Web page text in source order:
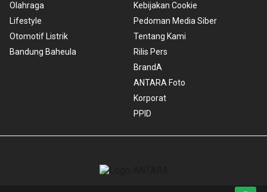
Olahraga
Lifestyle
Otomotif Listrik
Bandung Baheula
Kebijakan Cookie
Pedoman Media Siber
Tentang Kami
Rilis Pers
BrandA
ANTARA Foto
Korporat
PPID